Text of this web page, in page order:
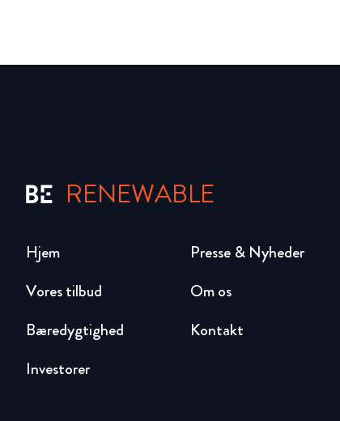
RENEWABLE
Hjem
Vores tilbud
Bæredygtighed
Investorer
Presse & Nyheder
Om os
Kontakt